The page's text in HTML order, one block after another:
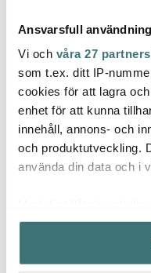
Ansvarsfull
Vi och våra 27 partners
som t.ex. ditt IP-
cookies för att lagra
enhet för att kunna
innehåll, annons- och
och produktutveckling.
använda din data och i
Samla in
kan ha en
Identifiera din
Stelton
Pilastro Dricksglas 24 cl
6-pack
179 kr 329 kr